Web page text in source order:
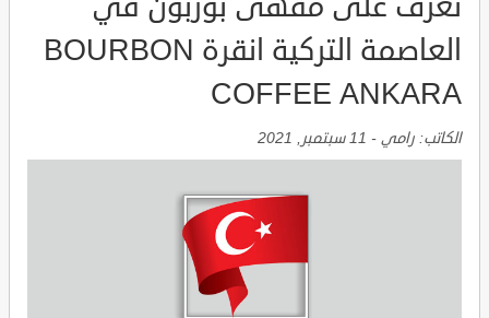
العاصمة التركية انقرة BOURBON
COFFEE ANKARA
الكاتب: رامي - 11 سبتمبر, 2021